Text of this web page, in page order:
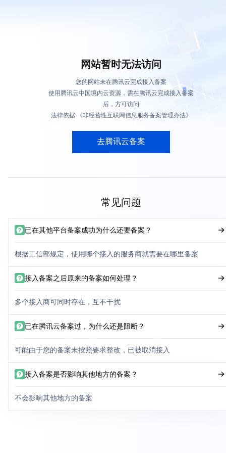
网站暂时无法访问
您的网站未在腾讯云完成接入备案
使用腾讯云中国境内云资源，需在腾讯云完成接入备案
后，方可访问
法律依据:《非经营性互联网信息服务备案管理办法》
去腾讯云备案
常见问题
已在其他平台备案成功为什么还要备案？
根据工信部规定，使用哪个接入的服务商就需要在哪里备案
接入备案之后原来的备案如何处理？
多个接入商可同时存在，互不干扰
已在腾讯云备案过，为什么还是阻断？
可能由于您的备案未按照要求整改，已被取消接入
接入备案是否影响其他地方的备案？
不会影响其他地方的备案